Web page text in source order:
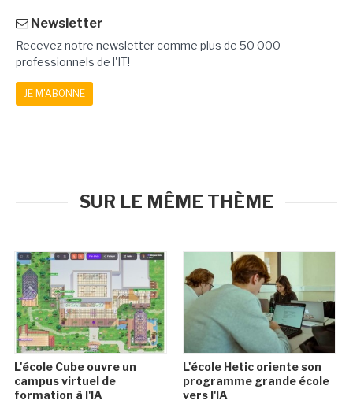
Newsletter
Recevez notre newsletter comme plus de 50 000
professionnels de l'IT!
JE M'ABONNE
SUR LE MÊME THÈME
L'école Cube ouvre un
campus virtuel de
formation à l'IA
L'école Hetic oriente son
programme grande école
vers l'IA